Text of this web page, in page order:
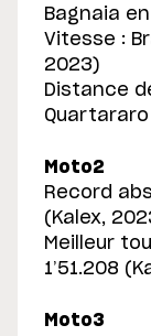
Bagnaia
Vitesse :
2023)
Distance
Quartararo
Moto2
Record
(Kalex,
Meilleur
1’51.208
Moto3